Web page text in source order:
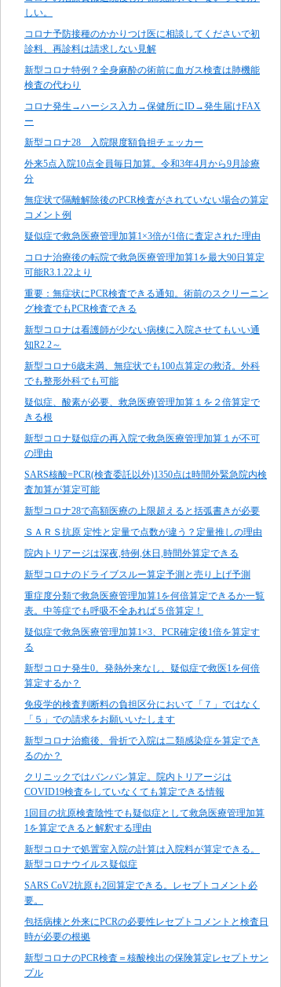
しい。
コロナ予防接種のかかりつけ医に相談してくださいで初
診料、再診料は請求しない見解
新型コロナ特例？全身麻酔の術前に血ガス検査は肺機能
検査の代わり
コロナ発生→ハーシス入力→保健所にID→発生届けFAX
ー
新型コロナ28 入院限度額負担チェッカー
外来5点入院10点全員毎日加算。令和3年4月から9月診療
分
無症状で隔離解除後のPCR検査がされていない場合の算定
コメント例
疑似症で救急医療管理加算1×3倍が1倍に査定された理由
コロナ治療後の転院で救急医療管理加算1を最大90日算定
可能R3.1.22より
重要：無症状にPCR検査できる通知。術前のスクリーニン
グ検査でもPCR検査できる
新型コロナは看護師が少ない病棟に入院させてもいい通
知R2.2～
新型コロナ6歳未満、無症状でも100点算定の救済。外科
でも整形外科でも可能
疑似症、酸素が必要、救急医療管理加算１を２倍算定で
きる根
新型コロナ疑似症の再入院で救急医療管理加算１が不可
の理由
SARS核酸=PCR(検査委託以外)1350点は時間外緊急院内検
査加算が算定可能
新型コロナ28で高額医療の上限超えると括弧書きが必要
ＳＡＲＳ抗原 定性と定量で点数が違う？定量推しの理由
院内トリアージは深夜,特例,休日,時間外算定できる
新型コロナのドライブスルー算定予測と売り上げ予測
重症度分類で救急医療管理加算1を何倍算定できるか一覧
表。中等症でも呼吸不全あれば５倍算定！
疑似症で救急医療管理加算1×3、PCR確定後1倍を算定す
る
新型コロナ発生0。発熱外来なし、疑似症で救医1を何倍
算定するか？
免疫学的検査判断料の負担区分において「７」ではなく
「５」での請求をお願いいたします
新型コロナ治癒後、骨折で入院は二類感染症を算定でき
るのか？
クリニックではバンバン算定。院内トリアージは
COVID19検査をしていなくても算定できる情報
1回目の抗原検査陰性でも疑似症として救急医療管理加算
1を算定できると解釈する理由
新型コロナで処置室入院の計算は入院料が算定できる。
新型コロナウイルス疑似症
SARS CoV2抗原も2回算定できる。レセプトコメント必
要。
包括病棟と外来にPCRの必要性レセプトコメントと検査日
時が必要の根拠
新型コロナのPCR検査＝核酸検出の保険算定レセプトサン
プル